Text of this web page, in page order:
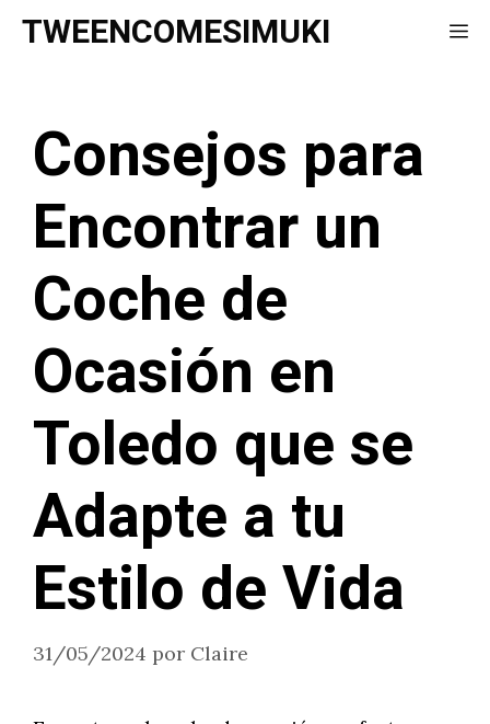
Saltar
TWEENCOMESIMUKI
Consejos para
Encontrar un
Coche de
Ocasión en
Toledo que se
Adapte a tu
Estilo de Vida
31/05/2024 por Claire